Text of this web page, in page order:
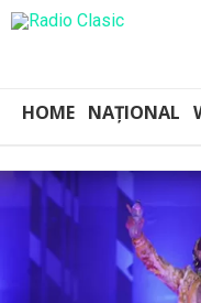
HOME NAȚIONAL